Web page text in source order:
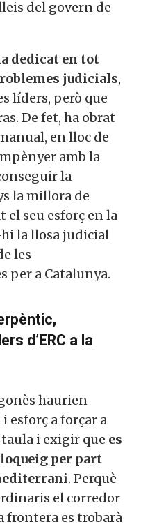
del govern de
dedicat en tot
judicials,
líders, però que
De fet, ha obrat
en lloc de
amb la
la
la millora de
el seu esforç en la
la llosa judicial
les
per a Catalunya.
d’ERC a la
haurien
esforç a forçar a
taula i exigir que es
per part
. Perquè
el corredor
frontera es trobarà